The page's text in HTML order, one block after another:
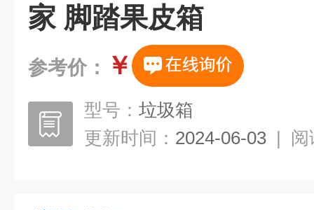
家 脚踏果皮箱
参考价： ￥
型号： 垃圾箱
更新时间： 2024-06-03 | 阅